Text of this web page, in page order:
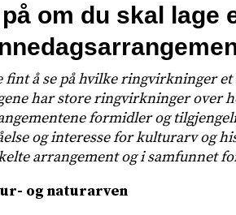
om du skal lage
fint å se på hvilke ringvirkninger
har store ringvirkninger over
formidler og
og interesse for kulturarv og
arrangement og i samfunnet
og naturarven